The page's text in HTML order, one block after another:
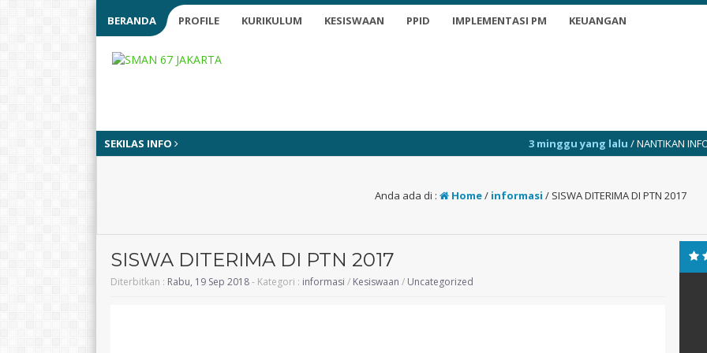
BERANDA PROFILE KURIKULUM KESISWAAN PPID IMPLEMENTASI PM KEUANGAN
SEKILAS INFO 3 minggu yang lalu/ NANTIKAN INFO TERKINI
Anda ada di : Home/ informasi / SISWA DITERIMA DI PTN 2017
SISWA DITERIMA DI PTN 2017
Diterbitkan : Rabu, 19 Sep 2018- Kategori : informasi / Kesiswaan / Uncategorized